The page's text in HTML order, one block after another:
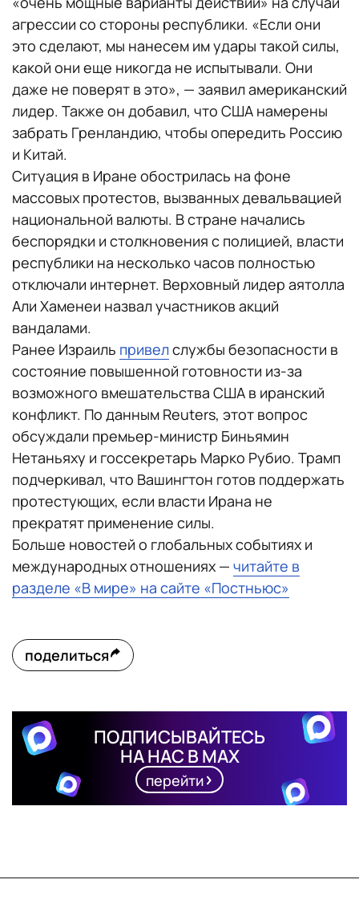
агрессии со стороны республики. «Если они
это сделают, мы нанесем им удары такой силы,
какой они еще никогда не испытывали. Они
даже не поверят в это», — заявил американский
лидер. Также он добавил, что США намерены
забрать Гренландию, чтобы опередить Россию
и Китай.
Ситуация в Иране обострилась на фоне
массовых протестов, вызванных девальвацией
национальной валюты. В стране начались
беспорядки и столкновения с полицией, власти
республики на несколько часов полностью
отключали интернет. Верховный лидер аятолла
Али Хаменеи назвал участников акций
вандалами.
Ранее Израиль привелслужбы безопасности в
состояние повышенной готовности из-за
возможного вмешательства США в иранский
конфликт. По данным Reuters, этот вопрос
обсуждали премьер-министр Биньямин
Нетаньяху и госсекретарь Марко Рубио. Трамп
подчеркивал, что Вашингтон готов поддержать
протестующих, если власти Ирана не
прекратят применение силы.
Больше новостей о глобальных событиях и
международных отношениях — читайте в
разделе «В мире» на сайте «Постньюс»
поделиться
ПОДПИСЫВАЙТЕСЬ
НА НАС В MAX
перейти